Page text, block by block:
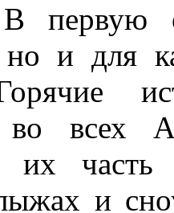
первую
и для
во всех
их
и